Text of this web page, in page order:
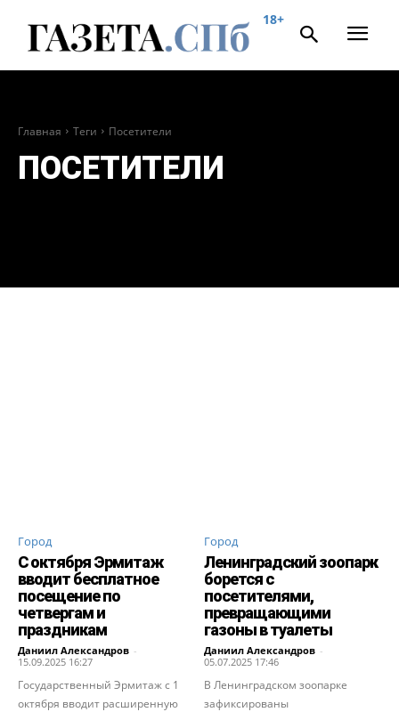
18+
Главная Теги Посетители
ПОСЕТИТЕЛИ
Город
С октября Эрмитаж
вводит бесплатное
посещение по
четвергам и
праздникам
Даниил Александров -
15.09.2025 16:27
Государственный Эрмитаж с 1
октября вводит расширенную
Город
Ленинградский зоопарк
борется с
посетителями,
превращающими
газоны в туалеты
Даниил Александров -
05.07.2025 17:46
В Ленинградском зоопарке
зафиксированы